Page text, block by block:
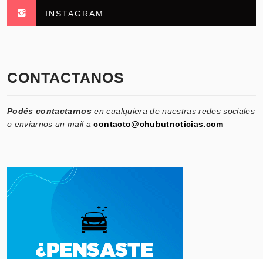
INSTAGRAM
CONTACTANOS
Podés contactarnos en cualquiera de nuestras redes sociales
o enviarnos un mail acontacto@chubutnoticias.com